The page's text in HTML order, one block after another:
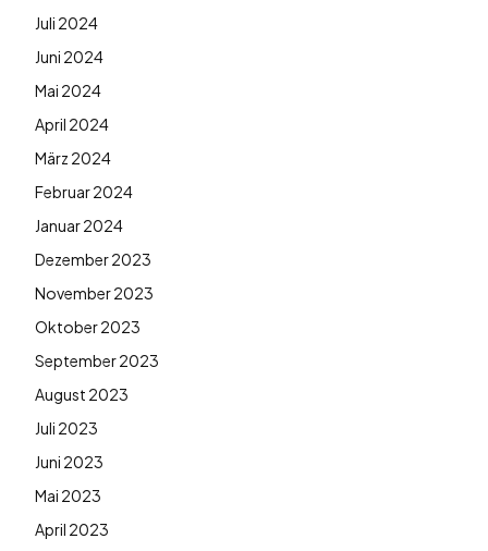
Juli 2024
Juni 2024
Mai 2024
April 2024
März 2024
Februar 2024
Januar 2024
Dezember 2023
November 2023
Oktober 2023
September 2023
August 2023
Juli 2023
Juni 2023
Mai 2023
April 2023